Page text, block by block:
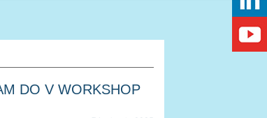
DO V WORKSHOP